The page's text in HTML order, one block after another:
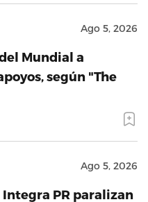
Ago 5, 2026
Mundial a
según "The
Ago 5, 2026
PR paralizan